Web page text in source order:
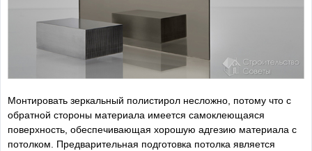
Монтировать зеркальный полистирол несложно, потому что с
обратной стороны материала имеется самоклеющаяся
поверхность, обеспечивающая хорошую адгезию материала с
потолком. Предварительная подготовка потолка является